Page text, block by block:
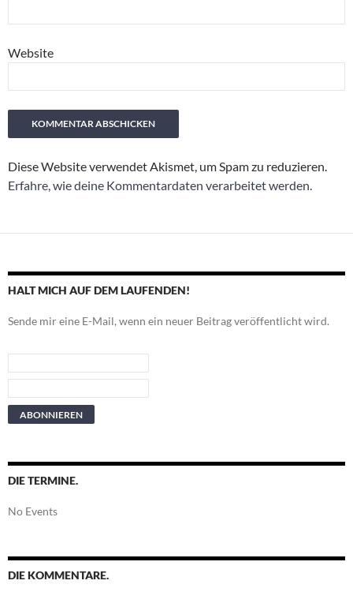
Website
Diese Website verwendet Akismet, um Spam zu reduzieren.
Erfahre, wie deine Kommentardaten verarbeitet werden.
HALT MICH AUF DEM LAUFENDEN!
Sende mir eine E-Mail, wenn ein neuer Beitrag veröffentlicht wird.
DIE TERMINE.
No Events
DIE KOMMENTARE.